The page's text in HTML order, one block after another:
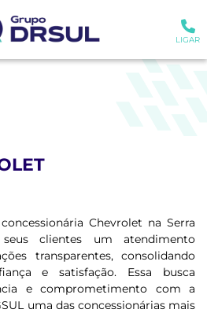
LIGAR
Chevrolet na Serra
clientes um atendimento
transparentes, consolidando
e satisfação. Essa busca
e comprometimento com a
uma das concessionárias mais